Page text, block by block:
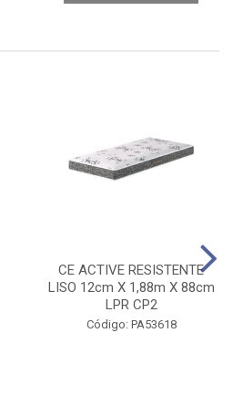
CE ACTIVE RESISTENTE
LISO 12cm X 1,88m X 88cm
LPR CP2
Código: PA53618